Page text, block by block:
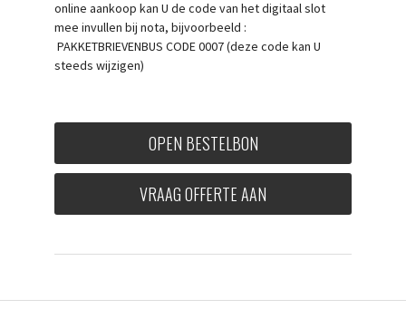
online aankoop kan U de code van het digitaal slot
mee invullen bij nota, bijvoorbeeld :
PAKKETBRIEVENBUS CODE 0007 (deze code kan U
steeds wijzigen)
OPEN BESTELBON
VRAAG OFFERTE AAN